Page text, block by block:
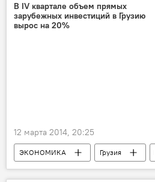
В IV квартале объем прямых
зарубежных инвестиций в Грузию
вырос на 20%
12 марта 2014, 20:25
ЭКОНОМИКА Грузия